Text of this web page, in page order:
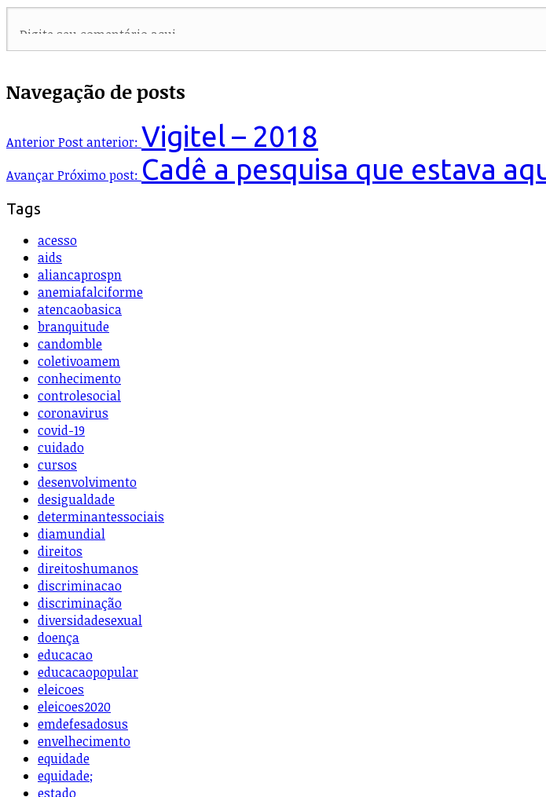
Navegação de posts
AnteriorPost anterior: Vigitel – 2018
AvançarPróximo post: Cadê a pesquisa que estava
Tags
acesso
aids
aliancaprospn
anemiafalciforme
atencaobasica
branquitude
candomble
coletivoamem
conhecimento
controlesocial
coronavirus
covid-19
cuidado
cursos
desenvolvimento
desigualdade
determinantessociais
diamundial
direitos
direitoshumanos
discriminacao
discriminação
diversidadesexual
doença
educacao
educacaopopular
eleicoes
eleicoes2020
emdefesadosus
envelhecimento
equidade
equidade;
estado